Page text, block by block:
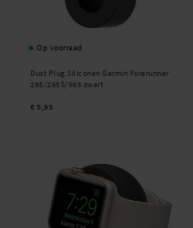
Op voorraad
Dust Plug Siliconen Garmin Forerunner
265/265S/965 zwart
€ 5,95